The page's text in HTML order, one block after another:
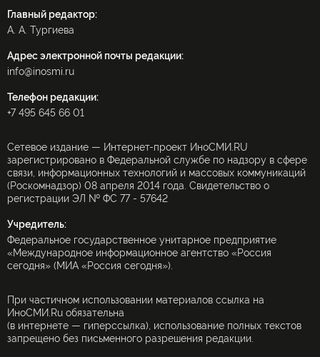
Главный редактор:
А. А. Тургиева
Адрес электронной почты редакции:
info@inosmi.ru
Телефон редакции:
+7 495 645 66 01
Сетевое издание — Интернет-проект ИноСМИ.RU
зарегистрировано в Федеральной службе по надзору в сфере
связи, информационных технологий и массовых коммуникаций
(Роскомнадзор) 08 апреля 2014 года. Свидетельство о
регистрации ЭЛ № ФС 77 - 57642
Учредитель:
Федеральное государственное унитарное предприятие
«Международное информационное агентство «Россия
сегодня» (МИА «Россия сегодня»).
При частичном использовании материалов ссылка на
ИноСМИ.Ru обязательна
(в интернете — гиперссылка), использование полных текстов
запрещено без письменного разрешения редакции.